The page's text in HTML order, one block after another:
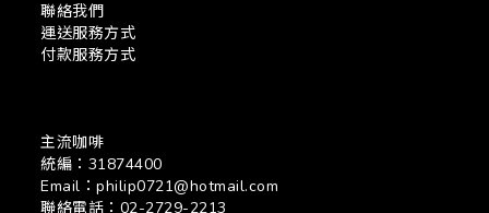
聯絡我們
運送服務方式
付款服務方式
主流咖啡
統編：31874400
Email：philip0721@hotmail.com
聯絡電話：02-2729-2213